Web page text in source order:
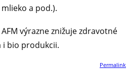
a pod.).
výrazne znižuje zdravotné
i bio produkcii.
Permalink